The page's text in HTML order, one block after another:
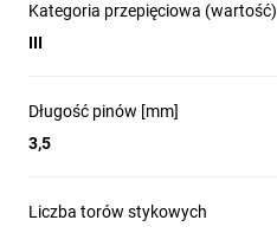
Kategoria przepięciowa (wartość)
III
Długość pinów [mm]
3,5
Liczba torów stykowych